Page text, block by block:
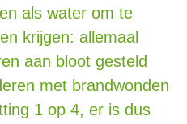
als water om te
krijgen: allemaal
aan bloot gesteld
met brandwonden
1 op 4, er is dus